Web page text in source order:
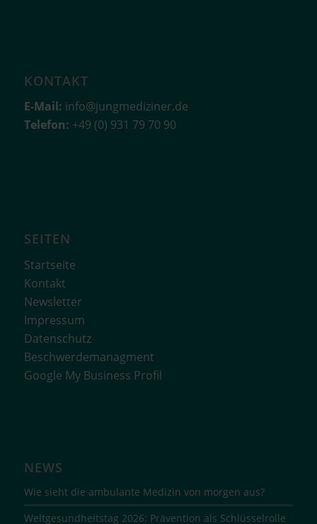
KONTAKT
E-Mail: info@jungmediziner.de
Telefon: +49 (0) 931 79 70 90
SEITEN
Startseite
Kontakt
Newsletter
Impressum
Datenschutz
Beschwerdemanagment
Google My Business Profil
NEWS
Wie sieht die ambulante Medizin von morgen aus?
Weltgesundheitstag 2026: Prävention als Schlüsselrolle